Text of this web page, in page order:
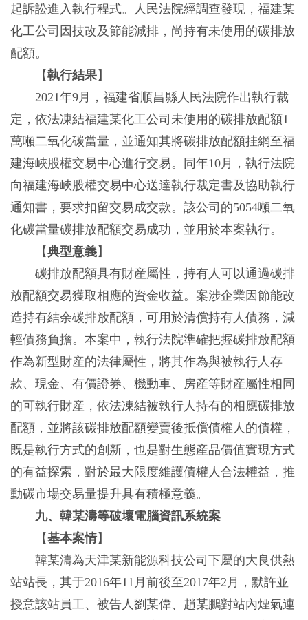
起訴訟進入執行程式。人民法院經調查發現，福建某
化工公司因技改及節能減排，尚持有未使用的碳排放
配額。
【執行結果】
2021年9月，福建省順昌縣人民法院作出執行裁
定，依法凍結福建某化工公司未使用的碳排放配額1
萬噸二氧化碳當量，並通知其將碳排放配額挂網至福
建海峽股權交易中心進行交易。同年10月，執行法院
向福建海峽股權交易中心送達執行裁定書及協助執行
通知書，要求扣留交易成交款。該公司的5054噸二氧
化碳當量碳排放配額交易成功，並用於本案執行。
【典型意義】
碳排放配額具有財産屬性，持有人可以通過碳排
放配額交易獲取相應的資金收益。案涉企業因節能改
造持有結余碳排放配額，可用於清償持有人債務，減
輕債務負擔。本案中，執行法院準確把握碳排放配額
作為新型財産的法律屬性，將其作為與被執行人存
款、現金、有價證券、機動車、房産等財産屬性相同
的可執行財産，依法凍結被執行人持有的相應碳排放
配額，並將該碳排放配額變賣後抵償債權人的債權，
既是執行方式的創新，也是對生態産品價值實現方式
的有益探索，對於最大限度維護債權人合法權益，推
動碳市場交易量提升具有積極意義。
九、韓某濤等破壞電腦資訊系統案
【基本案情】
韓某濤為天津某新能源科技公司下屬的大良供熱
站站長，其于2016年11月前後至2017年2月，默許並
授意該站員工、被告人劉某偉、趙某鵬對站內煙氣連